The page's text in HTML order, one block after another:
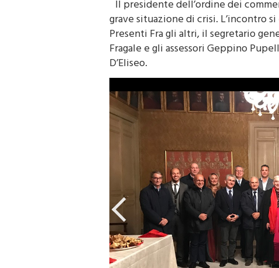
Il presidente dell’ordine dei
grave situazione di crisi. L’incontro
Presenti Fra gli altri, il segretario
Fragale e gli assessori Geppino
D’Eliseo.